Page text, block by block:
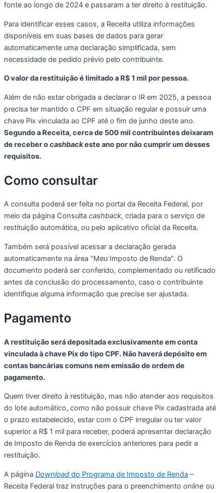
fonte ao longo de 2024 e passaram a ter direito à restituição.
Para identificar esses casos, a Receita utiliza informações
disponíveis em suas bases de dados para gerar
automaticamente uma declaração simplificada, sem
necessidade de pedido prévio pelo contribuinte.
O valor da restituição é limitado a R$ 1 mil por pessoa.
Além de não estar obrigada a declarar o IR em 2025, a pessoa
precisa ter mantido o CPF em situação regular e possuir uma
chave Pix vinculada ao CPF até o fim de junho deste ano.
Segundo a Receita, cerca de 500 mil contribuintes deixaram
de receber ocashbackeste ano por não cumprir um desses
requisitos.
Como consultar
A consulta poderá ser feita no portal da Receita Federal, por
meio da página Consulta cashback, criada para o serviço de
restituição automática, ou pelo aplicativo oficial da Receita.
Também será possível acessar a declaração gerada
automaticamente na área “Meu Imposto de Renda”. O
documento poderá ser conferido, complementado ou retificado
antes da conclusão do processamento, caso o contribuinte
identifique alguma informação que precise ser ajustada.
Pagamento
A restituição será depositada exclusivamente em conta
vinculada à chave Pix do tipo CPF. Não haverá depósito em
contas bancárias comuns nem emissão de ordem de
pagamento.
Quem tiver direito à restituição, mas não atender aos requisitos
do lote automático, como não possuir chave Pix cadastrada até
o prazo estabelecido, estar com o CPF irregular ou ter valor
superior a R$ 1 mil para receber, poderá apresentar declaração
de Imposto de Renda de exercícios anteriores para pedir a
restituição.
A página Download do Programa de Imposto de Renda –
Receita Federal traz instruções para o preenchimento online ou